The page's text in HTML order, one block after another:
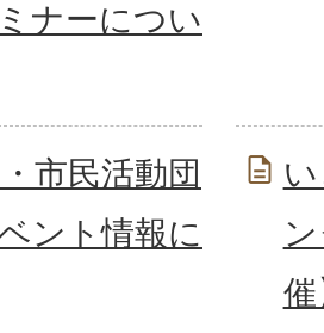
ナーについ
市民活動団
ント情報に